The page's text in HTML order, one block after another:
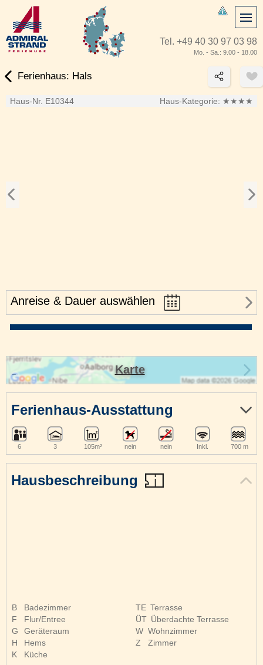
Tel. +49 40 30 97 03 98
Mo. - Sa.: 9.00 - 18.00
Ferienhaus: Hals
Haus-Nr. E10344 Haus-Kategorie: ★★★★
Anreise & Dauer auswählen
Hausbeschreibung
B
Badezimmer
F
Flur/Entree
G
Geräteraum
H
Hems
K
Küche
TE Terrasse
ÜT Überdachte Terrasse
W Wohnzimmer
Z
Zimmer
Ferienhaus-Ausstattung
6 3 105m² nein nein Inkl. 700 m
Karte